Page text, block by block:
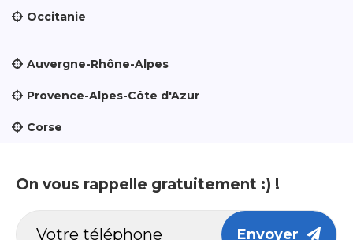
Occitanie
Auvergne-Rhône-Alpes
Provence-Alpes-Côte d'Azur
Corse
On vous rappelle gratuitement :) !
Envoyer